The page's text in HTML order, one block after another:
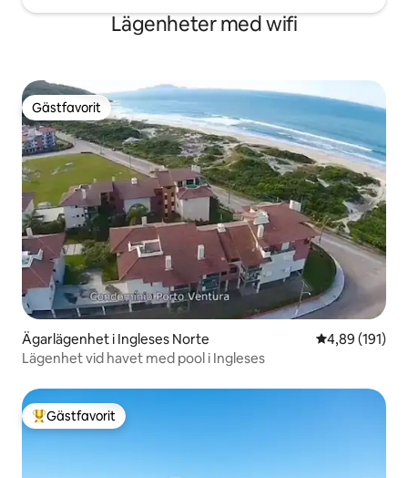
Lägenheter med wifi
Gästfavorit
Gästfavorit
Ägarlägenhet i Ingleses Norte 4,89 av 5 i
4,89 (191)
Lägenhet vid havet med pool i Ingleses
Populär gästfavorit
Gästfavorit